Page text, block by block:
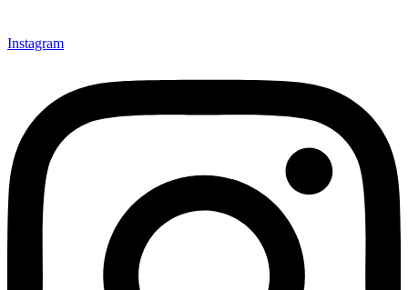
Instagram